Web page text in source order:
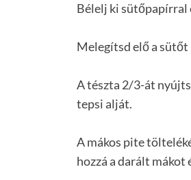
Bélelj ki sütőpapírral
Melegítsd elő a sütőt
A tészta 2/3-át
tepsi alját.
A mákos pite
hozzá a darált mákot